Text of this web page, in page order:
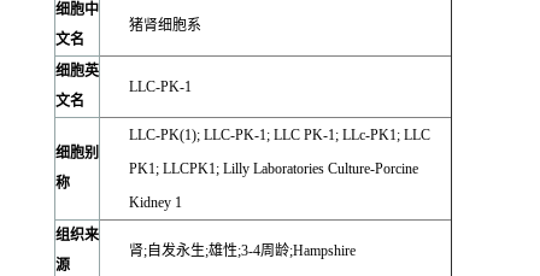
细胞中
文名
猪肾细胞系
细胞英
文名
LLC-PK-1
细胞别
称
LLC-PK(1); LLC-PK-1; LLC PK-1; LLc-PK1; LLC
PK1; LLCPK1; Lilly Laboratories Culture-Porcine
Kidney 1
组织来
源
肾;自发永生;雄性;3-4周龄;Hampshire